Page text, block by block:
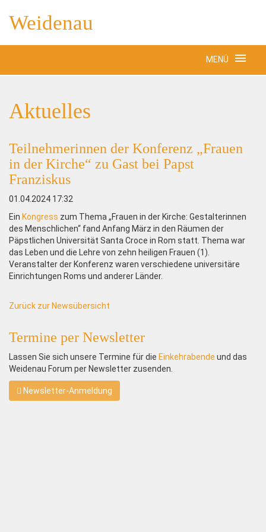
Weidenau
MENÜ
Aktuelles
Teilnehmerinnen der Konferenz „Frauen
in der Kirche“ zu Gast bei Papst
Franziskus
01.04.2024 17:32
Ein Kongress zum Thema „Frauen in der Kirche: Gestalterinnen
des Menschlichen“ fand Anfang März in den Räumen der
Päpstlichen Universität Santa Croce in Rom statt. Thema war
das Leben und die Lehre von zehn heiligen Frauen (1).
Veranstalter der Konferenz waren verschiedene universitäre
Einrichtungen Roms und anderer Länder.
Zurück zur Newsübersicht
Termine per Newsletter
Lassen Sie sich unsere Termine für die Einkehrabende und das
Weidenau Forum per Newsletter zusenden.
Newsletter-Anmeldung